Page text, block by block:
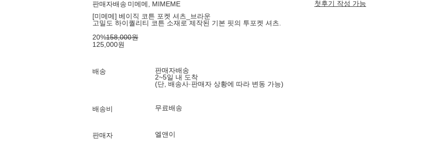
판매자배송 미메메, MIMEME
첫후기 작성 가능
[미메메] 베이직 코튼 포켓 셔츠_브라운
고밀도 하이퀄리티 코튼 소재로 제작된 기본 핏의 투포켓 셔츠.
20%158,000원
125,000원
배송
판매자배송
2~5일 내 도착
(단, 배송사·판매자 상황에 따라 변동 가능)
배송비 무료배송
판매자 엘앤이